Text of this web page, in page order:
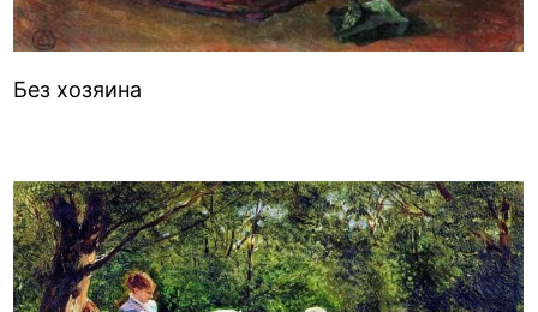
Без хозяина